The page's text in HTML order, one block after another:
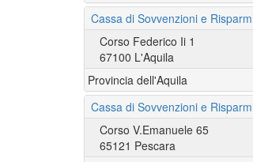
Cassa di Sovvenzioni e
Corso Federico Ii 1
67100 L'Aquila
Provincia dell'Aquila
Cassa di Sovvenzioni e
Corso V.Emanuele 65
65121 Pescara